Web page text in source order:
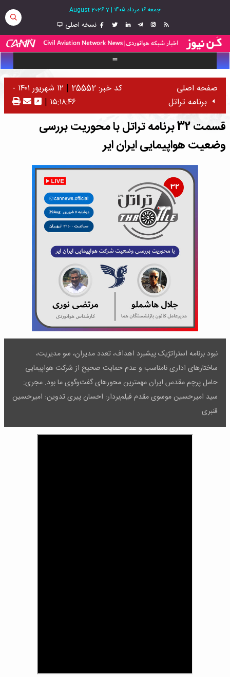
جمعه ۱۶ مرداد ۱۴۰۵ |
7 August 2026
نسخه اصلی
صفحه اصلی
برنامه تراتل
کد خبر: 25552 |
۱۲ شهریور ۱۴۰۱ -
۱۵:۱۸:۴۶ |
قسمت 32 برنامه تراتل با محوریت بررسی
وضعیت هواپیمایی ایران ایر
نبود برنامه استراتژیک پیشبرد اهداف، تعدد مدیران، سو مدیریت،
ساختارهای اداری نامناسب و عدم حمایت صحیح از شرکت هواپیمایی
حامل پرچم مقدس ایران مهمترین محورهای گفت‌وگوی ما بود. مجری:
سید امیرحسین موسوی مقدم فیلم‌بردار: احسان پیری تدوین: امیرحسین
قنبری